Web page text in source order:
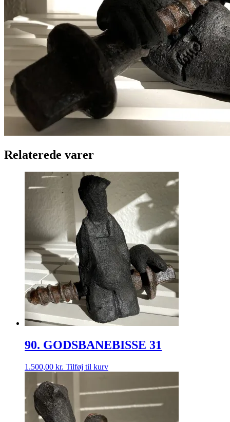
Relaterede varer
90. GODSBANEBISSE 31
1.500,00 kr. Tilføj til kurv